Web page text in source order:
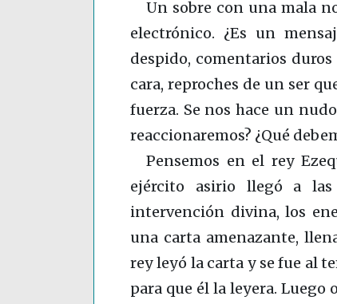
Un sobre con una mala
electrónico. ¿Es un
despido, comentarios
cara, reproches de un ser
fuerza. Se nos hace un
reaccionaremos? ¿Qué
Pensemos en el rey
ejército asirio llegó a las
intervención divina, los
una carta amenazante,
rey leyó la carta y se fue al
para que él la leyera.